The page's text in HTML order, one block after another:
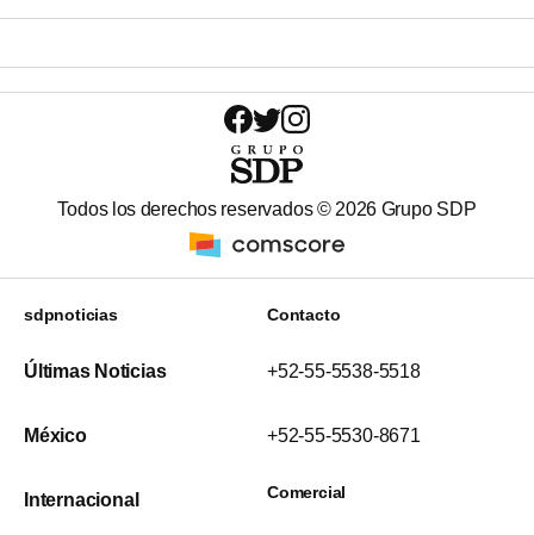
Todos los derechos reservados ©2026 Grupo SDP
sdpnoticias
Últimas Noticias
México
Internacional
Contacto
+52-55-5538-5518
+52-55-5530-8671
Comercial